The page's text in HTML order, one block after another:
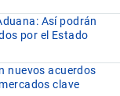
Así podrán
por el Estado
nuevos acuerdos
clave